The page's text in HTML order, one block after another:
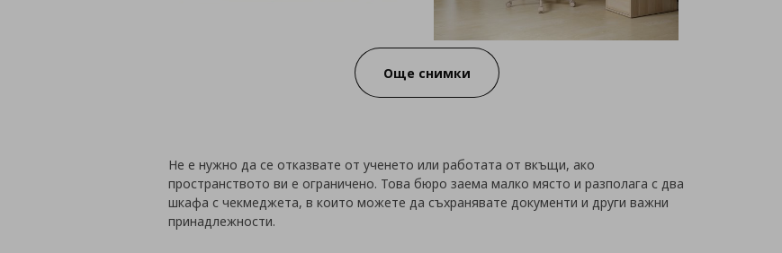
Още снимки
Не е нужно да се отказвате от ученето или работата от вкъщи, ако
пространството ви е ограничено. Това бюро заема малко място и разполага с два
шкафа с чекмеджета, в които можете да съхранявате документи и други важни
принадлежности.